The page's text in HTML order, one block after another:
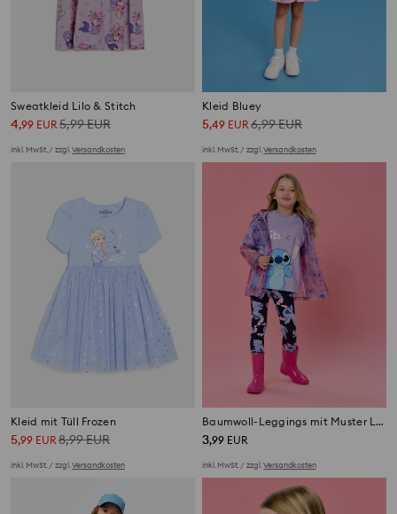
Sweatkleid Lilo & Stitch
4,99 EUR 5,99EUR
inkl. MwSt. / zzgl.Versandkosten
Kleid Bluey
5,49 EUR 6,99EUR
inkl. MwSt. / zzgl.Versandkosten
Kleid mit Tüll Frozen
5,99 EUR8,99EUR
inkl. MwSt. / zzgl.Versandkosten
Baumwoll-Leggings mit Muster Lilo & Stitch
3,99 EUR
inkl. MwSt. / zzgl.Versandkosten